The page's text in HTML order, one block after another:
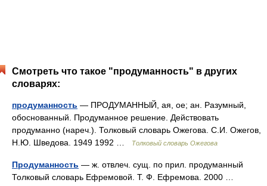
Смотреть что такое "продуманность" в других
словарях:
продуманность — ПРОДУМАННЫЙ, ая, ое; ан. Разумный,
обоснованный. Продуманное решение. Действовать
продуманно (нареч.). Толковый словарь Ожегова. С.И. Ожегов,
Н.Ю. Шведова. 1949 1992 …
Толковый словарь Ожегова
Продуманность — ж. отвлеч. сущ. по прил. продуманный
Толковый словарь Ефремовой. Т. Ф. Ефремова. 2000 …